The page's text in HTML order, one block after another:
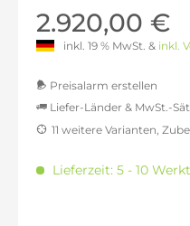
2.920,00 €
inkl. 19 % MwSt. & inkl.
Preisalarm erstellen
Liefer-Länder & MwSt.-
inkl. 16% MwSt.:
inkl. 20% MwSt.:
11 weitere Varianten,
Lieferzeit: 5 - 10